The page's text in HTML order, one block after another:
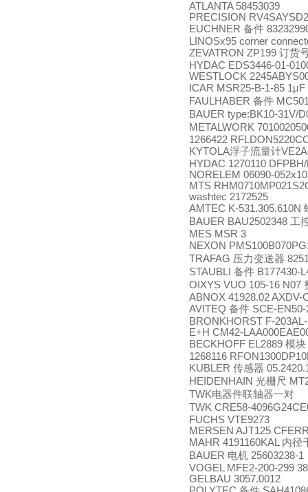
ATLANTA 58453039
PRECISION
EUCHNER 备件
LINOSx95 corner
ZEVATRON ZP199 订货
HYDAC EDS3446-01-
WESTLOCK
ICAR MSR25-B-1-85
FAULHABER 备件
BAUER type:BK10-31V/
METALWORK
1266422
KYTOLA浮子流量计
HYDAC 1270110
NORELEM 06090-052x10
MTS
washtec 2172525
AMTEC K-531.305.610N
BAUER BAU2502348 工
MES MSR 3
NEXON
TRAFAG 压力变送器
STAUBLI 备件 B177430-
OIXYS VUO 105-16 N07
ABNOX 41928.02 AXDV-
AVITEQ 备件 SCE-EN50-
BRONKHORST F-
E+H CM42-
BECKHOFF EL2889 模块
1268116
KUBLER 传感器
HEIDENHAIN 光栅尺
TWK电器件联轴器一对
TWK CRE58-
FUCHS VTE9273
MERSEN AJT125
MAHR 4191160KAL 内径
BAUER 电机 25603238-1
VOGEL MFE2-200-299
GELBAU 3057.0012